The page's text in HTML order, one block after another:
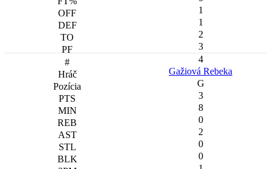
1
1
2
3
4
Gažiová Rebeka
G
3
8
0
2
0
0